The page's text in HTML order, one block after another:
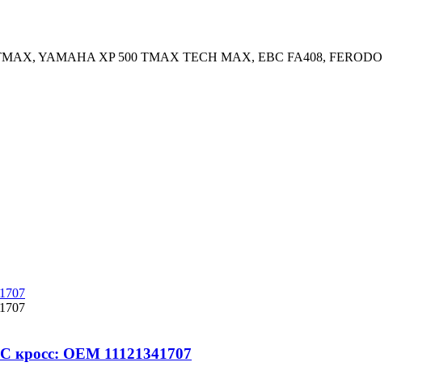
YAMAHA XP 500 TMAX TECH MAX, EBC FA408, FERODO
кросс: OEM 11121341707